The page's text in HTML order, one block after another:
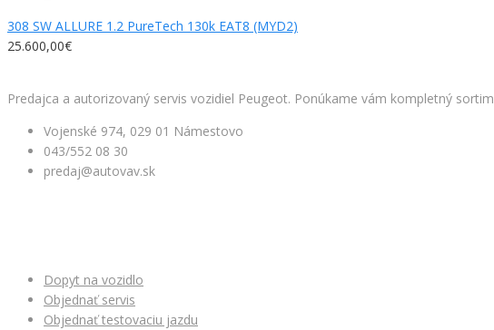
308 SW ALLURE 1.2 PureTech 130k EAT8 (MYD2)
25.600,00€
Predajca a autorizovaný servis vozidiel Peugeot. Ponúkame vám kompletný
Vojenské 974, 029 01 Námestovo
043/552 08 30
predaj@autovav.sk
Dopyt na vozidlo
Objednať servis
Objednať testovaciu jazdu